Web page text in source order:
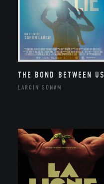
THE BOND BETWEEN US
LARCIN SONAM